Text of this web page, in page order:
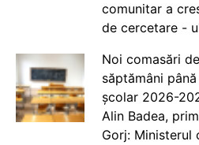
comunitar a
de cercetare -
Noi comasări
săptămâni
școlar 2026-
Alin Badea,
Gorj: